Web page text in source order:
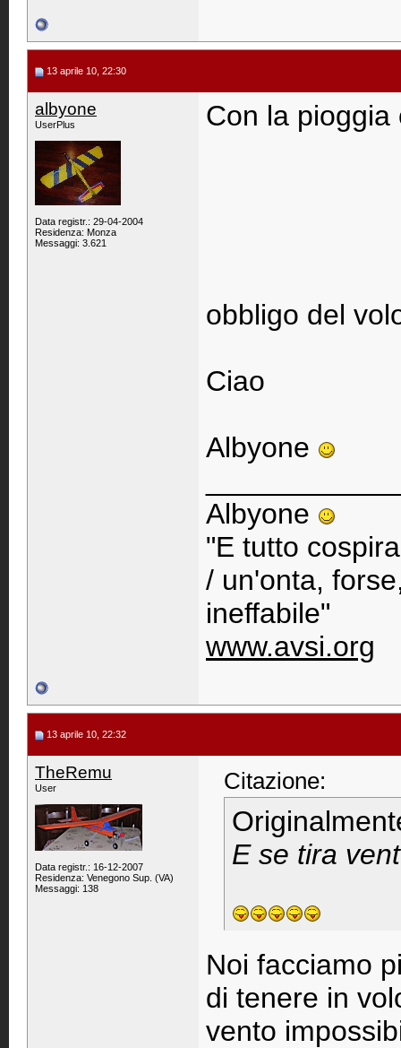
13 aprile 10, 22:30
albyone
UserPlus
Data registr.: 29-04-2004
Residenza: Monza
Messaggi: 3.621
Con la
obbligo del
Ciao
Albyone
Albyone
"E tutto
/ un'onta,
ineffabile"
www.avsi.org
13 aprile 10, 22:32
TheRemu
User
Data registr.: 16-12-2007
Residenza: Venegono Sup. (VA)
Messaggi: 138
Citazione:
E se tira
Noi facciamo
di tenere in
vento